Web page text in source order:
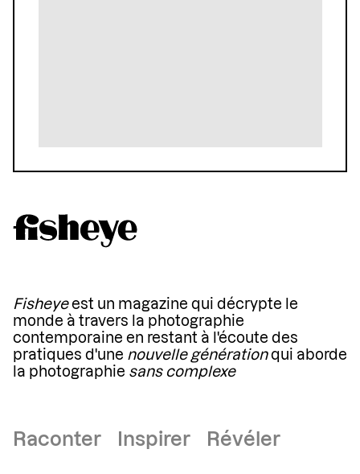
Fisheyeest un magazine qui décrypte le
monde à travers la photographie
contemporaine en restant à l'écoute des
pratiques d'une nouvelle générationqui aborde
la photographie sans complexe
Raconter Inspirer Révéler